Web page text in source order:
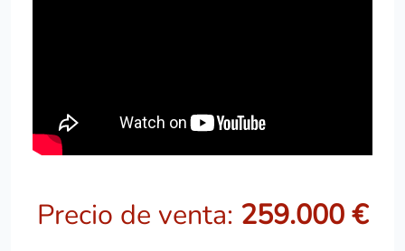
Precio de venta: 259.000 €